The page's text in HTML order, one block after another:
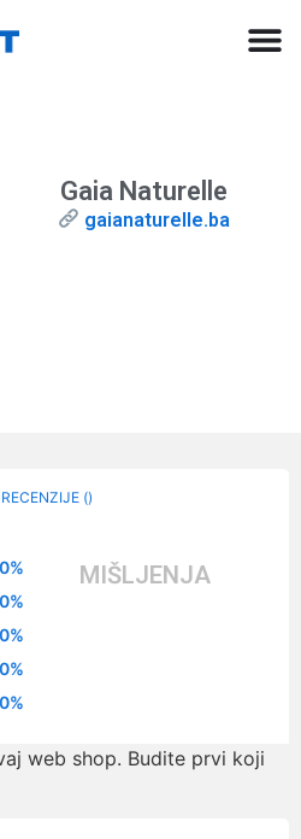
Gaia Naturelle
gaianaturelle.ba
()
0%
0%
0%
0%
0%
MIŠLJENJA
web shop. Budite prvi koji